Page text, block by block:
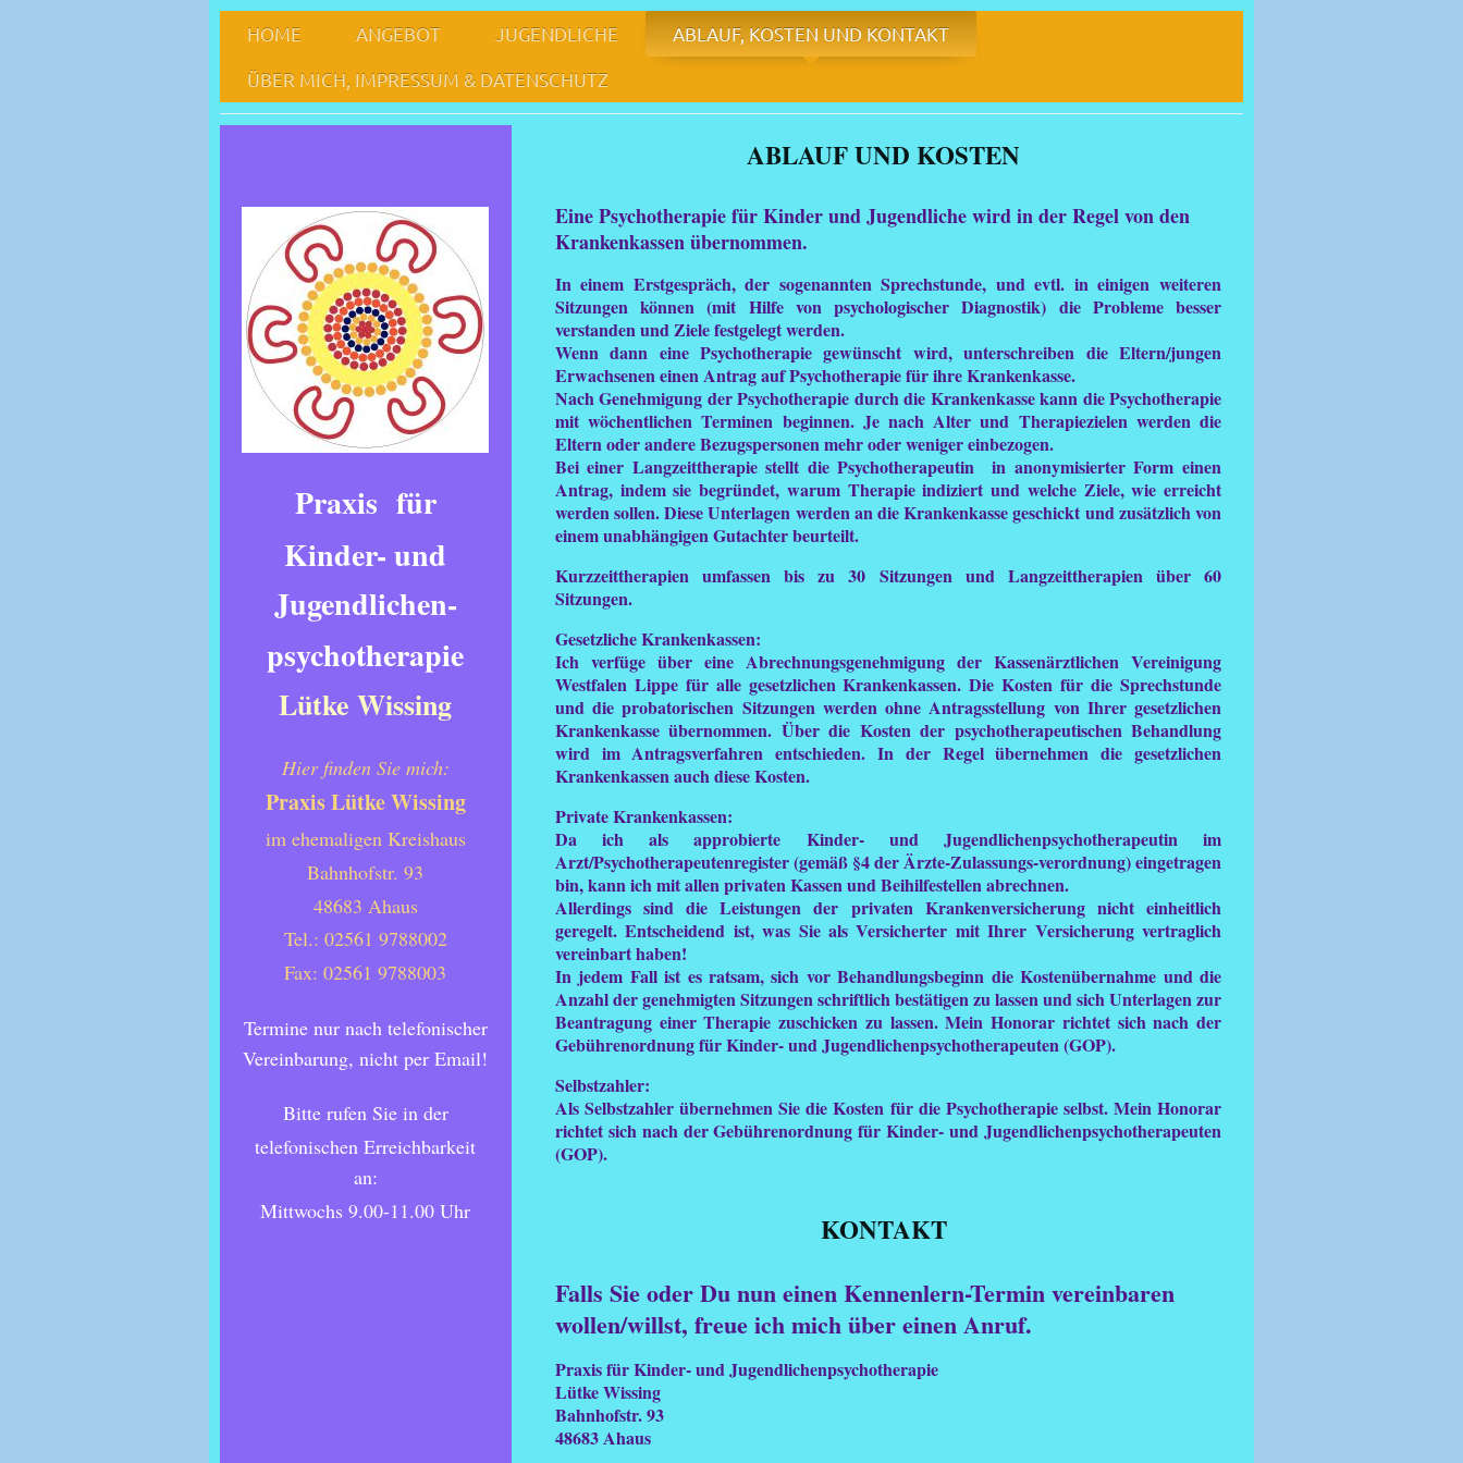
HOME ANGEBOT JUGENDLICHE
ABLAUF, KOSTEN UND KONTAKT
ÜBER MICH, IMPRESSUM & DATENSCHUTZ
Praxis für Kinder- und Jugendlichenpsychotherapie Birgit Lütke Wissing
ABLAUF UND KOSTEN
Eine Psychotherapie für Kinder und Jugendliche wird in der Regel von den
Krankenkassen übernommen.
In einem Erstgespräch, der sogenannten Sprechstunde, und evtl. in einigen weiteren
Sitzungen können (mit Hilfe von psychologischer Diagnostik) die Probleme besser
verstanden und Ziele festgelegt werden.
Wenn dann eine Psychotherapie gewünscht wird, unterschreiben die Eltern/jungen
Erwachsenen einen Antrag auf Psychotherapie für ihre Krankenkasse.
Nach Genehmigung der Psychotherapie durch die Krankenkasse kann die Psychotherapie
mit wöchentlichen Terminen beginnen. Je nach Alter und Therapiezielen werden die
Eltern oder andere Bezugspersonen mehr oder weniger einbezogen.
Bei einer Langzeittherapie stellt die Psychotherapeutin in anonymisierter Form einen
Antrag, indem sie begründet, warum Therapie indiziert und welche Ziele, wie erreicht
werden sollen. Diese Unterlagen werden an die Krankenkasse geschickt und zusätzlich von
einem unabhängigen Gutachter beurteilt.
Kurzzeittherapien umfassen bis zu 30 Sitzungen und Langzeittherapien über 60
Sitzungen.
Gesetzliche Krankenkassen:
Ich verfüge über eine Abrechnungsgenehmigung der Kassenärztlichen Vereinigung
Westfalen Lippe für alle gesetzlichen Krankenkassen. Die Kosten für die Sprechstunde
und die probatorischen Sitzungen werden ohne Antragsstellung von Ihrer gesetzlichen
Krankenkasse übernommen. Über die Kosten der psychotherapeutischen Behandlung
wird im Antragsverfahren entschieden. In der Regel übernehmen die gesetzlichen
Krankenkassen auch diese Kosten.
Private Krankenkassen:
Da ich als approbierte Kinder- und Jugendlichenpsychotherapeutin im
Arzt/Psychotherapeutenregister (gemäß §4 der Ärzte-Zulassungs-verordnung) eingetragen
bin, kann ich mit allen privaten Kassen und Beihilfestellen abrechnen.
Allerdings sind die Leistungen der privaten Krankenversicherung nicht einheitlich
geregelt. Entscheidend ist, was Sie als Versicherter mit Ihrer Versicherung vertraglich
vereinbart haben!
In jedem Fall ist es ratsam, sich vor Behandlungsbeginn die Kostenübernahme und die
Anzahl der genehmigten Sitzungen schriftlich bestätigen zu lassen und sich Unterlagen zur
Beantragung einer Therapie zuschicken zu lassen. Mein Honorar richtet sich nach der
Gebührenordnung für Kinder- und Jugendlichenpsychotherapeuten (GOP).
Selbstzahler:
Als Selbstzahler übernehmen Sie die Kosten für die Psychotherapie selbst. Mein Honorar
richtet sich nach der Gebührenordnung für Kinder- und Jugendlichenpsychotherapeuten
(GOP).
KONTAKT
Falls Sie oder Du nun einen Kennenlern-Termin vereinbaren
wollen/willst, freue ich mich über einen Anruf.
Praxis für Kinder- und Jugendlichenpsychotherapie
Lütke Wissing
Bahnhofstr. 93
48683 Ahaus
Praxis für
Kinder- und
Jugendlichen-
psychotherapie
Lütke Wissing
Hier finden Sie mich:
Praxis Lütke Wissing
im ehemaligen Kreishaus
Bahnhofstr. 93
48683 Ahaus
Tel.: 02561 9788002
Fax: 02561 9788003
Termine nur nach telefonischer
Vereinbarung, nicht per Email!
Bitte rufen Sie in der
telefonischen Erreichbarkeit
an:
Mittwochs 9.00-11.00 Uhr